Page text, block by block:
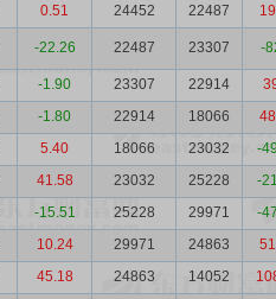
0.51 24452 22487
-22.26 22487 23307 -
-1.90 23307 22914
-1.80 22914 18066
5.40 18066 23032
-
41.58 23032 25228
-
-15.51 25228 29971
-
10.24 29971 24863
45.18 24863 14052